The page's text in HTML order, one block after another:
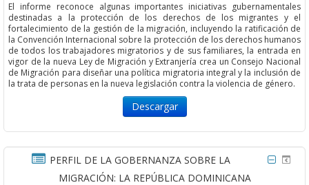
El informe reconoce algunas importantes iniciativas gubernamentales
destinadas a la protección de los derechos de los migrantes y el
fortalecimiento de la gestión de la migración, incluyendo la ratificación de
la Convención Internacional sobre la protección de los derechos humanos
de todos los trabajadores migratorios y de sus familiares, la entrada en
vigor de la nueva Ley de Migración y Extranjería crea un Consejo Nacional
de Migración para diseñar una política migratoria integral y la inclusión de
la trata de personas en la nueva legislación contra la violencia de género.
Descargar
PERFIL DE LA GOBERNANZA SOBRE LA
MIGRACIÓN: LA REPÚBLICA DOMINICANA